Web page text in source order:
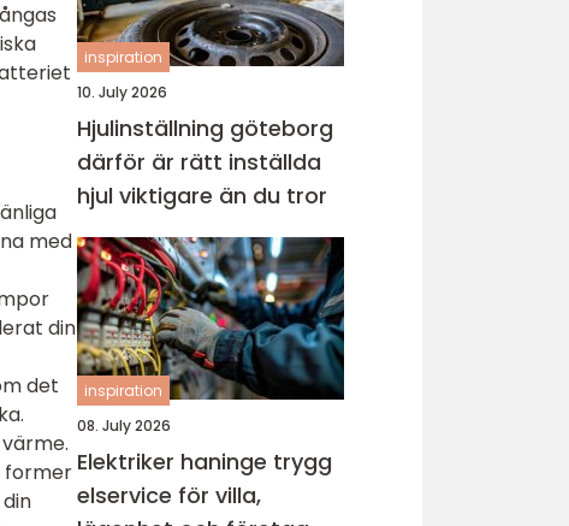
med
din
det
former
inspiration
10. July 2026
Hjulinställning göteborg
därför är rätt inställda
hjul viktigare än du tror
inspiration
08. July 2026
Elektriker haninge trygg
elservice för villa,